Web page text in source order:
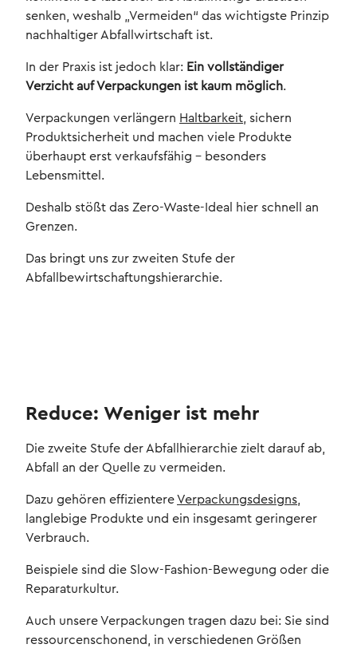
senken, weshalb „Vermeiden“ das wichtigste Prinzip
nachhaltiger Abfallwirtschaft ist.
In der Praxis ist jedoch klar: Ein vollständiger
Verzicht auf Verpackungen ist kaum möglich.
Verpackungen verlängern Haltbarkeit, sichern
Produktsicherheit und machen viele Produkte
überhaupt erst verkaufsfähig – besonders
Lebensmittel.
Deshalb stößt das Zero-Waste-Ideal hier schnell an
Grenzen.
Das bringt uns zur zweiten Stufe der
Abfallbewirtschaftungshierarchie.
Reduce: Weniger ist mehr
Die zweite Stufe der Abfallhierarchie zielt darauf ab,
Abfall an der Quelle zu vermeiden.
Dazu gehören effizientereVerpackungsdesigns,
langlebige Produkte und ein insgesamt geringerer
Verbrauch.
Beispiele sind die Slow-Fashion-Bewegung oder die
Reparaturkultur.
Auch unsere Verpackungen tragen dazu bei: Sie sind
ressourcenschonend, in verschiedenen Größen